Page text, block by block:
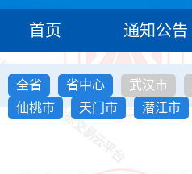
首页 通知公告
全省 省中心 武汉市
仙桃市
天门市 潜江市